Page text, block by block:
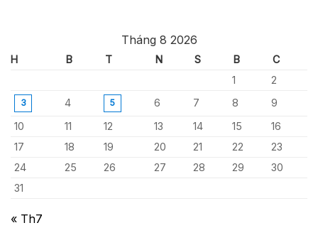
Tháng 8 2026
H B T N S B
C
1
2
3 4 5 6 7 8
9
10
11 12 13 14 15
16
17
18 19 20 21 22
23
24
25 26 27 28 29
30
31
« Th7